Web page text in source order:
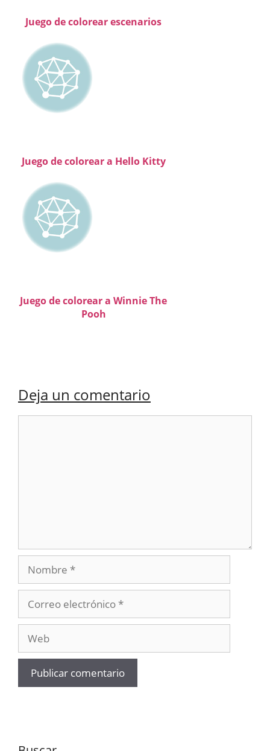
Juego de colorear escenarios
Juego de colorear a Hello Kitty
Juego de colorear a Winnie The
Pooh
Deja un comentario
Nombre
electrónico